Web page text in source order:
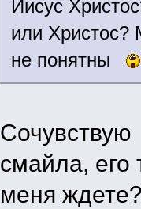
Иисус
или Христос?
не понятны
смайла, его
меня